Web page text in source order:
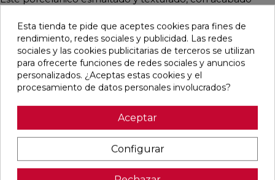
cuadrado de 59,5x59,5 cm. Es ideal tanto para pavimentos
como para revestimientos en baños, cocinas, exteriores,
piscinas, residencias, fachadas y comercios. Su resistencia a
la helada y a las manchas lo hace muy duradero. Con un
estilo contemporáneo y mediterráneo, simula piedra en un
elegante color crema.
Pensamos que te puede interesar
favorite
Esta tienda te pide que aceptes cookies para fines de
rendimiento, redes sociales y publicidad. Las redes
sociales y las cookies publicitarias de terceros se utilizan
para ofrecerte funciones de redes sociales y anuncios
personalizados. ¿Aceptas estas cookies y el
procesamiento de datos personales involucrados?
Aceptar
Configurar